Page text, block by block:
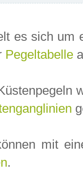
es sich um
Pegeltabelle
mit
.